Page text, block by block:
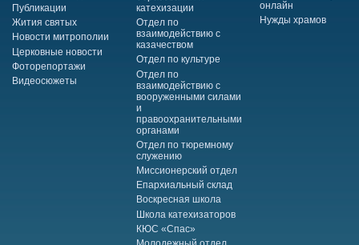
Публикации
Жития святых
Новости митрополии
Церковные новости
Фоторепортажи
Видеосюжеты
катехизации
Отдел по
взаимодействию с
казачеством
Отдел по культуре
Отдел по
взаимодействию с
вооруженными силами
и
правоохранительными
органами
Отдел по тюремному
служению
Миссионерский отдел
Епархиальный склад
Воскресная школа
Школа катехизаторов
КЮС «Спас»
онлайн
Нужды храмов